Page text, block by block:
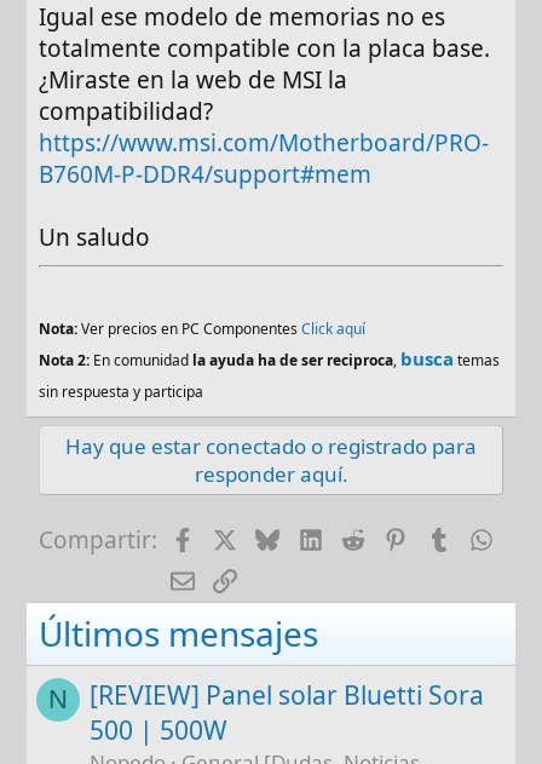
Igual ese modelo de memorias no es
totalmente compatible con la placa base.
¿Miraste en la web de MSI la
compatibilidad?
https://www.msi.com/Motherboard/PRO-
B760M-P-DDR4/support#mem
Un saludo
Nota:Ver precios en PC ComponentesClick aquí
Nota 2: En comunidad la ayuda ha de ser reciproca, busca temas
sin respuesta y participa
Hay que estar conectado o registrado para
responder aquí.
Compartir: FacebookBlueskyLinkedIn
RedditPinterest
Tumblr
E-mailEnlace
Últimos mensajes
N
[REVIEW] Panel solar Bluetti Sora
500 | 500W